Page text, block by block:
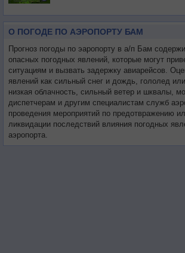
О ПОГОДЕ ПО АЭРОПОРТУ БАМ
Прогноз погоды по эаропорту в а/п Бам
опасных погодных явлений, которые могут
ситуациям и вызвать задержку авиарейсов.
явлений как сильный снег и дождь, гололед
низкая облачность, сильный ветер и шквалы,
диспетчерам и другим специалистам служб
проведения мероприятий по предотвражению
ликвидации последствий влияния погодных
аэропорта.